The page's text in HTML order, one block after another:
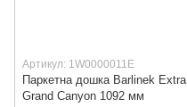
Артикул: 1W0000011E
Паркетна дошка Barlinek Extra
Grand Canyon 1092 мм